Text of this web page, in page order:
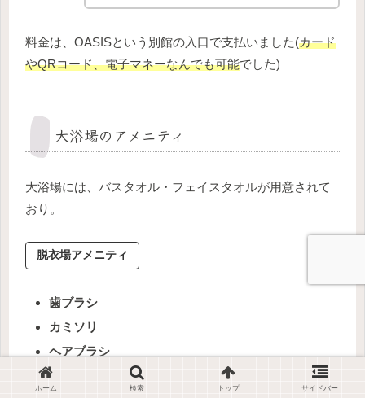
料金は、OASISという別館の入口で支払いました(カード
やQRコード、電子マネーなんでも可能でした)
大浴場のアメニティ
大浴場には、バスタオル・フェイスタオルが用意されて
おり。
脱衣場アメニティ
歯ブラシ
カミソリ
ヘアブラシ
コーム
ホーム 検索 トップ サイドバー